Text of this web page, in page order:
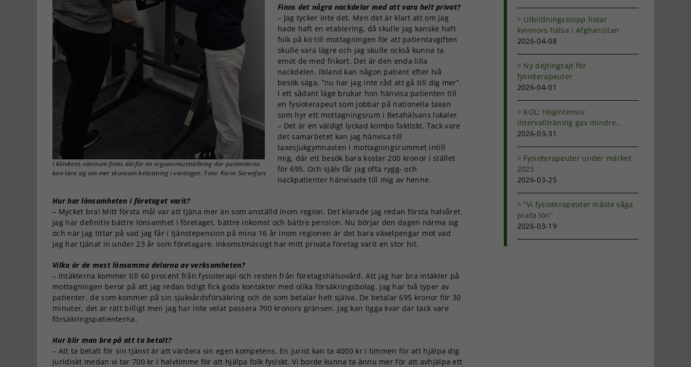
I klinikens väntrum finns därför en ergonomiutställning där patienterna
kan lära sig om mer skonsam belastning i vardagen. Foto: Karin Sörenfors
Finns det några nackdelar med att vara helt privat?
– Jag tycker inte det. Men det är klart att om jag
hade haft en etablering, då skulle jag kanske haft
folk på kö till mottagningen för att patientavgiften
skulle vara lägre och jag skulle också kunna ta
emot de med frikort. Det är den enda lilla
nackdelen. Ibland kan någon patient efter två
besök säga, ”nu har jag inte råd att gå till dig mer”.
I ett sådant läge brukar hon hänvisa patienten till
en fysioterapeut som jobbar på nationella taxan
som hyr ett mottagningsrum i Betahälsans lokaler.
– Det är en väldigt lyckad kombo faktiskt. Tack vare
det samarbetet kan jag hänvisa till
taxesjukgymnasten i mottagningsrummet intill
mig, där ett besök bara kostar 200 kronor i stället
för 695. Och själv får jag ofta rygg- och
nackpatienter hänvisade till mig av henne.
Hur har lönsamheten i företaget varit?
– Mycket bra! Mitt första mål var att tjäna mer än som anställd inom region. Det klarade jag redan första halvåret.
Jag har definitiv bättre lönsamhet i företaget, bättre inkomst och bättre pension. Nu börjar den dagen närma sig
och när jag tittar på vad jag får i tjänstepension på mina 16 år inom regionen är det bara växelpengar mot vad
jag har tjänat in under 23 år som företagare. Inkomstmässigt har mitt privata företag varit en stor hit.
Vilka är de mest lönsamma delarna av verksamheten?
– Intäkterna kommer till 60 procent från fysioterapi och resten från företagshälsovård. Att jag har bra intäkter på
mottagningen beror på att jag redan tidigt fick goda kontakter med olika försäkringsbolag. Jag har två typer av
patienter, de som kommer på sin sjukvårdsförsäkring och de som betalar helt själva. De betalar 695 kronor för 30
minuter, det är rätt billigt men jag har inte velat passera 700 kronors gränsen. Jag kan ligga kvar där tack vare
försäkringspatienterna.
Hur blir man bra på att ta betalt?
– Att ta betalt för sin tjänst är att värdera sin egen kompetens. En jurist kan ta 4000 kr i timmen för att hjälpa dig
juridiskt medan vi tar 700 kr i halvtimme för att hjälpa folk fysiskt. Vi borde kunna ta ännu mer för att avhjälpa ett
Utbildningsstopp hotar
kvinnors hälsa i Afghanistan
2026-04-08
Ny dejtingsajt för
fysioterapeuter
2026-04-01
KOL: Högintensiv
intervallträning gav mindre
andfåddhet
2026-03-31
Fysioterapeuter under märket
2025
2026-03-25
”Vi fysioterapeuter måste våga
prata lön”
2026-03-19
Nödvändiga
Dessa kakor
går inte att
välja bort. De
över huvud
taget ska
fungera.
kunna
förbättra